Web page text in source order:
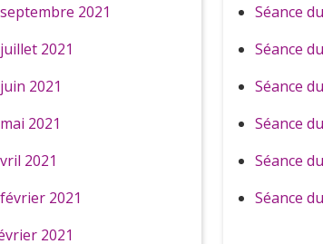
2021
2021
2021
2021
2021
2021
2021
Séance
Séance
Séance
Séance
Séance
Séance